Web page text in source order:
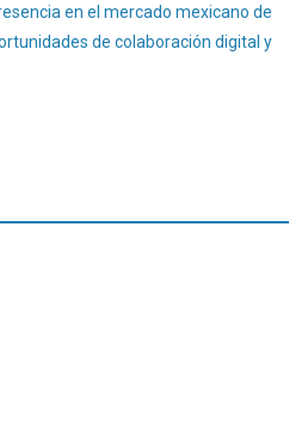
en el mercado mexicano de
de colaboración digital y